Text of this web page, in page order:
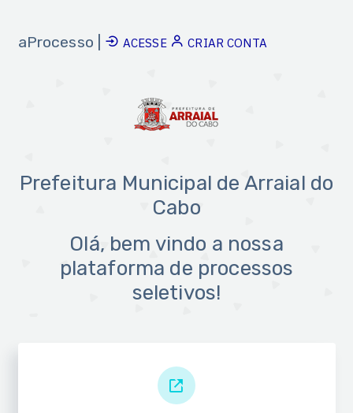
aProcesso | ACESSE CRIAR CONTA
Prefeitura Municipal de Arraial do
Cabo
Olá, bem vindo a nossa
plataforma de processos
seletivos!